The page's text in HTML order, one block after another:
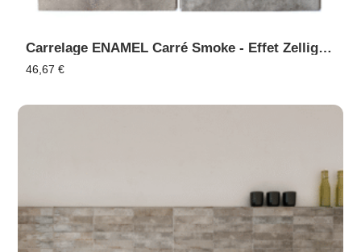
Carrelage ENAMEL Carré Smoke - Effet Zellige, Faïence Murale
46,67€